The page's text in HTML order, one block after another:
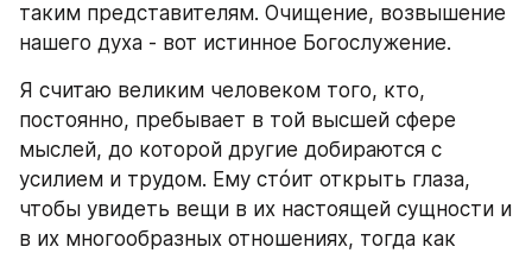
таким представителям. Очищение, возвышение
нашего духа - вот истинное Богослужение.
Я считаю великим человеком того, кто,
постоянно, пребывает в той высшей сфере
мыслей, до которой другие добираются с
усилием и трудом. Ему стóит открыть глаза,
чтобы увидеть вещи в их настоящей сущности и
в их многообразных отношениях, тогда как